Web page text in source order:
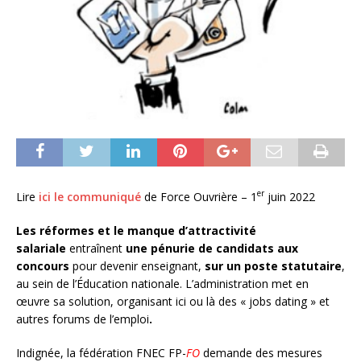
Lire ici le communiqué de Force Ouvrière – 1 erjuin 2022
Les réformes et le manque d’attractivité
salariale entraînent une pénurie de candidats aux
concours pour devenir enseignant, sur un poste statutaire,
au sein de l’Éducation nationale. L’administration met en
œuvre sa solution, organisant ici ou là des « jobs dating » et
autres forums de l’emploi.
Indignée, la fédération FNEC FP-FO demande des mesures